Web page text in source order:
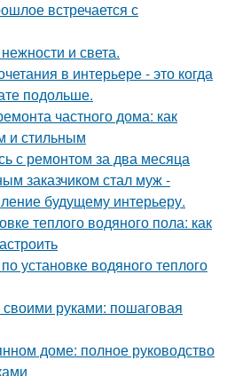
встречается с
и света.
в интерьере - это когда
подольше.
частного дома: как
и стильным
с ремонтом за два месяца
заказчиком стал муж -
будущему интерьеру.
теплого водяного пола: как
установке водяного теплого
руками: пошаговая
доме: полное руководство